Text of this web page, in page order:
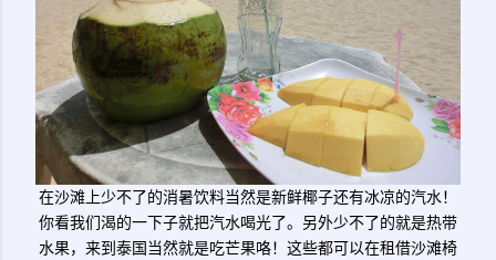
在沙滩上少不了的消暑饮料当然是新鲜椰子还有冰凉的汽水！
你看我们渴的一下子就把汽水喝光了。另外少不了的就是热带
水果，来到泰国当然就是吃芒果咯！这些都可以在租借沙滩椅